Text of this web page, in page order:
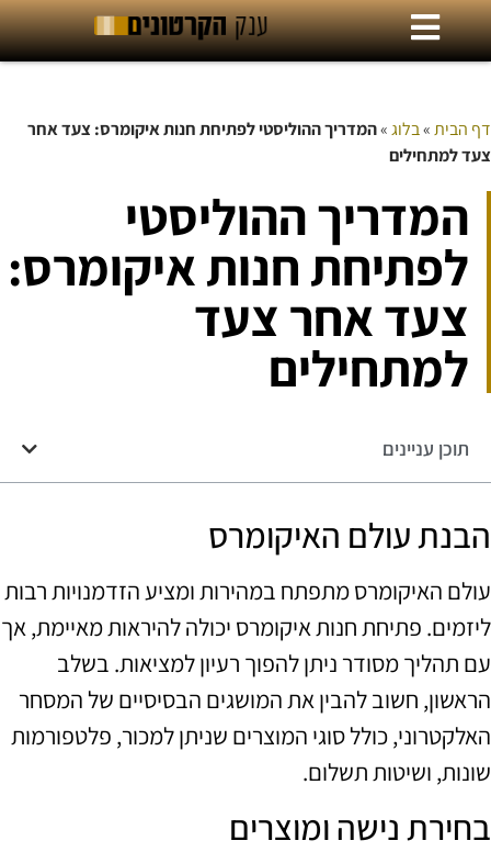
דף הבית»בלוג»המדריך ההוליסטי לפתיחת חנות איקומרס: צעד אחר
צעד למתחילים
המדריך ההוליסטי
לפתיחת חנות איקומרס:
צעד אחר צעד
למתחילים
תוכן עניינים
הבנת עולם האיקומרס
עולם האיקומרס מתפתח במהירות ומציע הזדמנויות רבות
ליזמים. פתיחת חנות איקומרס יכולה להיראות מאיימת, אך
עם תהליך מסודר ניתן להפוך רעיון למציאות. בשלב
הראשון, חשוב להבין את המושגים הבסיסיים של המסחר
האלקטרוני, כולל סוגי המוצרים שניתן למכור, פלטפורמות
שונות, ושיטות תשלום.
בחירת נישה ומוצרים